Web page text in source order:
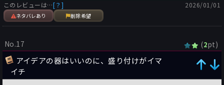
このレビューは…[？]
ネタバレあり 削除希望
2026/01/01
No.17 (2pt)
アイデアの器はいいのに、盛り付けがイマ
イチ